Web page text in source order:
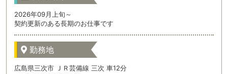
2026年09月上旬～
契約更新のある長期のお仕事です
勤務地
広島県三次市 ＪＲ芸備線 三次 車12分